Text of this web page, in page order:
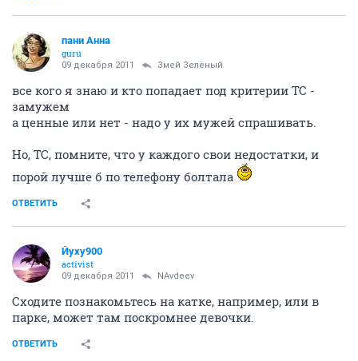
пани Анна
guru
09 декабря 2011 Змей Зелёный
все кого я знаю и кто попадает под критерии ТС -
замужем
а ценные или нет - надо у их мужей спрашивать.
Но, ТС, помните, что у каждого свои недостатки, и
порой лучше б по телефону болтала
ОТВЕТИТЬ
Йуху900
activist
09 декабря 2011 NAvdeev
Сходите познакомьтесь на катке, например, или в
парке, может там поскромнее девочки.
ОТВЕТИТЬ